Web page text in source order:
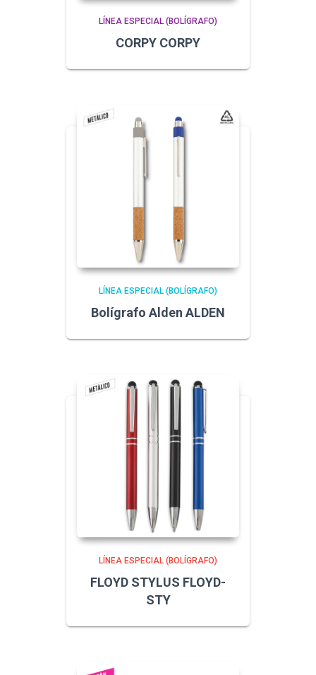
LÍNEA ESPECIAL (BOLÍGRAFO)
CORPY CORPY
LÍNEA ESPECIAL (BOLÍGRAFO)
Bolígrafo Alden ALDEN
LÍNEA ESPECIAL (BOLÍGRAFO)
FLOYD STYLUS FLOYD-
STY